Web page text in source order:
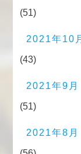
(51)
2021年10
(43)
2021年9月
(51)
2021年8月